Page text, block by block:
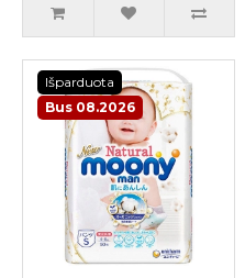
Išparduota
Bus 08.2026